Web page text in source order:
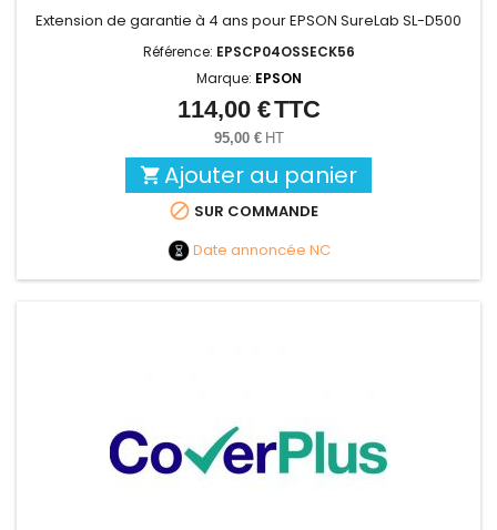
Extension de garantie à 4 ans pour EPSON SureLab SL-D500
Référence: EPSCP04OSSECK56
Marque: EPSON
Prix
114,00 €TTC
95,00 € HT
 Ajouter au panier
 SUR COMMANDE
Date annoncée NC